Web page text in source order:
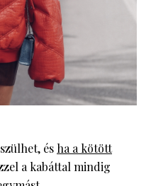
és ha a kötött
a kabáttal mindig